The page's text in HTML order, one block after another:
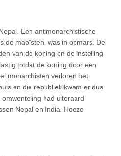
Een antimonarchistische
de maoïsten, was in opmars. De
van de koning en de instelling
totdat de koning door een
monarchisten verloren het
en die republiek kwam er dus
had uiteraard
Nepal en India. Hoezo